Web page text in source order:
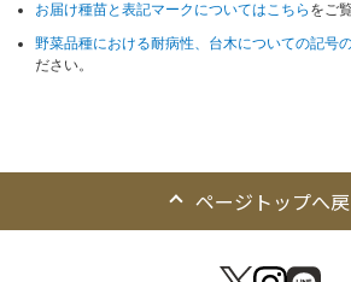
お届け種苗と表記マークについてはこちら をご
野菜品種における耐病性、台木についての記号
ださい。
ページトップへ